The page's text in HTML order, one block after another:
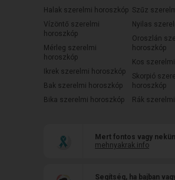
Halak szerelmi horoszkóp
Vízöntő szerelmi
horoszkóp
Mérleg szerelmi
horoszkóp
Ikrek szerelmi horoszkóp
Bak szerelmi horoszkóp
Bika szerelmi horoszkóp
Szűz
Nyilas
Oroszlán
horoszkóp
Kos
Skorpió
horoszkóp
Rák
Mert fontos vagy
mehnyakrak.info
Segítség, ha bajban